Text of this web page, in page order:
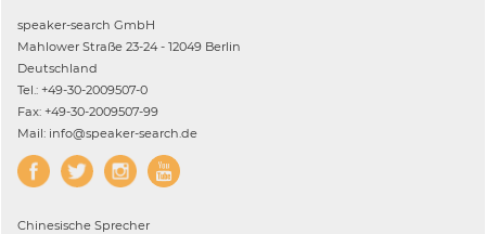
speaker-search GmbH
Mahlower Straße 23-24 - 12049 Berlin
Deutschland
Tel.: +49-30-2009507-0
Fax: +49-30-2009507-99
Mail: info@speaker-search.de
Chinesische Sprecher